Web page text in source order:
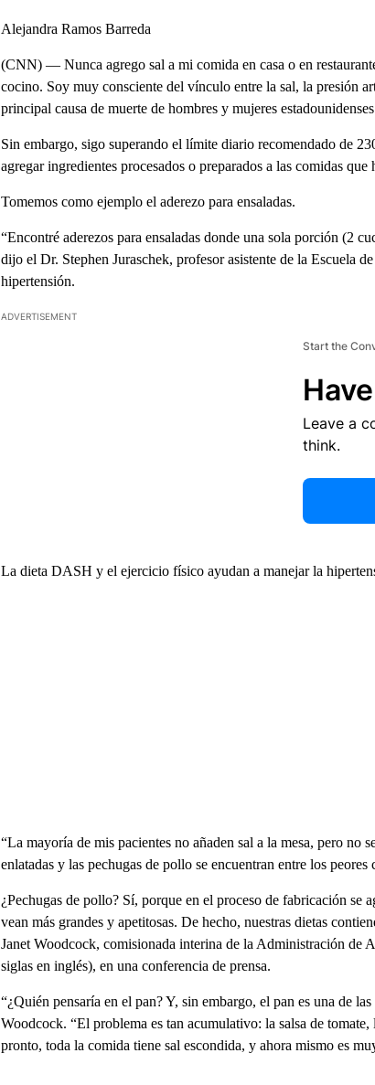
Alejandra Ramos Barreda
(CNN) — Nunca agrego sal a mi comida en casa o en
cocino. Soy muy consciente del vínculo entre la sal, la presión
principal causa de muerte de hombres y mujeres
Sin embargo, sigo superando el límite diario recomendado de
agregar ingredientes procesados ​​o preparados a las comidas que
Tomemos como ejemplo el aderezo para ensaladas.
“Encontré aderezos para ensaladas donde una sola porción (2
dijo el Dr. Stephen Juraschek, profesor asistente de la Escuela
hipertensión.
ADVERTISEMENT
Start the
Leave a
think.
La dieta DASH y el ejercicio físico ayudan a manejar la
“La mayoría de mis pacientes no añaden sal a la mesa, pero no
enlatadas y las pechugas de pollo se encuentran entre los
¿Pechugas de pollo? Sí, porque en el proceso de fabricación se
vean más grandes y apetitosas. De hecho, nuestras dietas
Janet Woodcock, comisionada interina de la Administración
siglas en inglés), en una conferencia de prensa.
“¿Quién pensaría en el pan? Y, sin embargo, el pan es una de
Woodcock. “El problema es tan acumulativo: la salsa de
pronto, toda la comida tiene sal escondida, y ahora mismo es